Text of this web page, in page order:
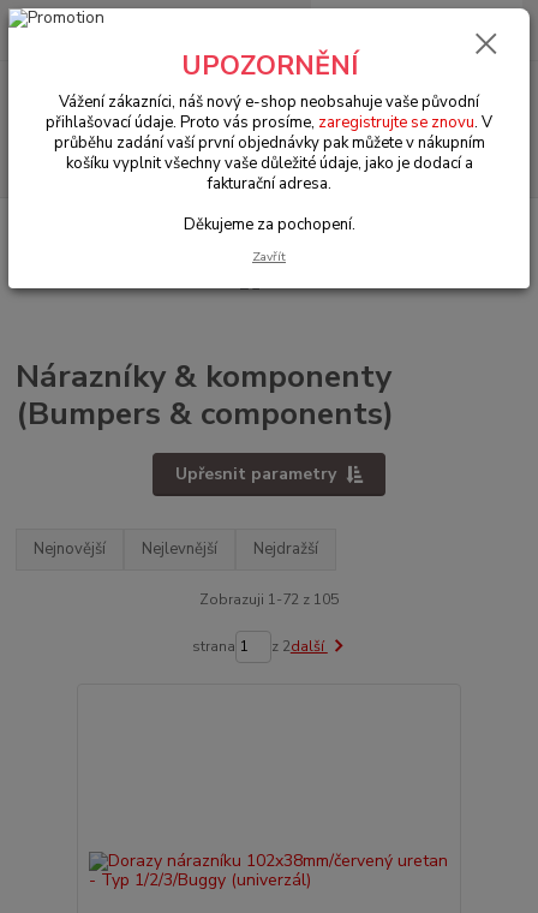
Menu
Hledat
+420 602 330 329
0 Kč
VW Brouk Typ 1 (1938 » 03)
Karosářské díly (Karosseridele)
Nárazníky & komponenty
(Bumpers & components)
Upřesnit parametry
Nejnovější Nejlevnější Nejdražší
Zobrazuji 1-72 z 105
strana z 2další
UPOZORNĚNÍ
Vážení zákazníci, náš nový e-shop neobsahuje vaše původní
přihlašovací údaje. Proto vás prosíme, zaregistrujte se znovu. V
průběhu zadání vaší první objednávky pak můžete v nákupním
košíku vyplnit všechny vaše důležité údaje, jako je dodací a
fakturační adresa.
Děkujeme za pochopení.
Zavřít